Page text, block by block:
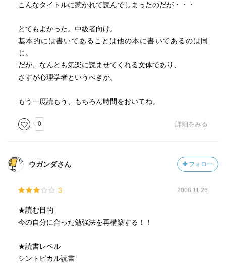
こんなタイトルに惹かれて読んでしまったのだが・・・
とてもよかった。中級者向け。
基本的には書いてあることは他の本に書いてあるのは同
じ。
だが、なんとも気楽に読ませてくれる文体であり、
さすが心理学者というべきか。
もう一度読もう、もちろん時間をおいてね。
0 詳細をみる
ウガンダさん フォロー
3 2008.11.26
★読む目的
今の自分に合った勉強法を再構築する！！
★読書レベル
シントピカル読書